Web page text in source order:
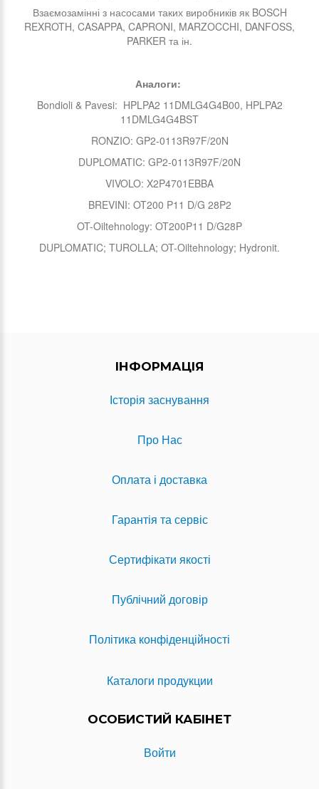
Взаємозамінні з насосами таких виробників як BOSCH
REXROTH, CASAPPA, CAPRONI, MARZOCCHI, DANFOSS,
PARKER та ін.
Аналоги:
Bondioli & Pavesi: HPLPA2 11DMLG4G4B00, HPLPA2
11DMLG4G4BST
RONZIO: GP2-0113R97F/20N
DUPLOMATIC: GP2-0113R97F/20N
VIVOLO: X2P4701EBBA
BREVINI: OT200 P11 D/G 28P2
OT-Oiltehnology: OT200P11 D/G28P
DUPLOMATIC; TUROLLA; OT-Oiltehnology; Hydronit.
ІНФОРМАЦІЯ
Історія заснування
Про Нас
Оплата і доставка
Гарантія та сервіс
Сертифікати якості
Публічний договір
Політика конфіденційності
Каталоги продукции
ОСОБИСТИЙ КАБІНЕТ
Войти